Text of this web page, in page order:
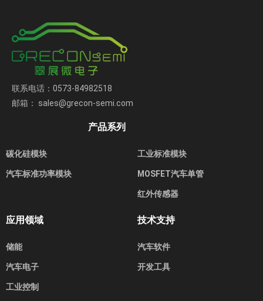
联系电话：0573-84982518
邮箱： sales@grecon-semi.com
产品系列
碳化硅模块
汽车标准功率模块
工业标准模块
MOSFET汽车单管
红外传感器
应用领域
储能
汽车电子
工业控制
技术支持
汽车软件
开发工具